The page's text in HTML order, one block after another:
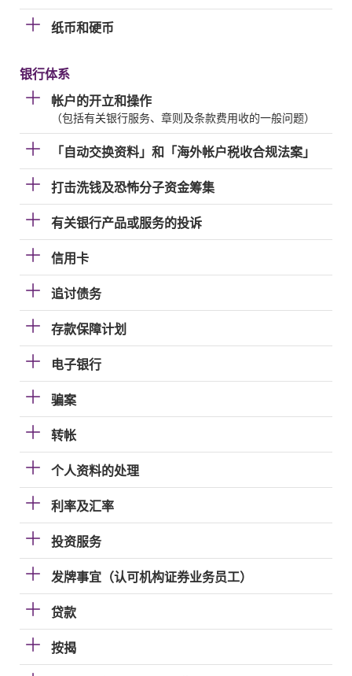
纸币和硬币
银行体系
帐户的开立和操作
（包括有关银行服务、章则及条款费用收的一般问题）
「自动交换资料」和「海外帐户税收合规法案」
打击洗钱及恐怖分子资金筹集
有关银行产品或服务的投诉
信用卡
追讨债务
存款保障计划
电子银行
骗案
转帐
个人资料的处理
利率及汇率
投资服务
发牌事宜（认可机构证券业务员工）
贷款
按揭